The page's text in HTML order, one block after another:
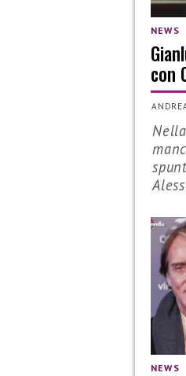
NEWS
con
NEWS